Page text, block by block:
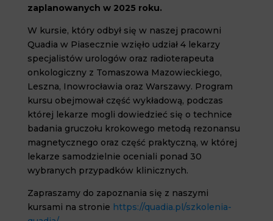
zaplanowanych w 2025 roku.
W kursie, który odbył się w naszej pracowni
Quadia w Piasecznie wzięło udział 4 lekarzy
specjalistów urologów oraz radioterapeuta
onkologiczny z Tomaszowa Mazowieckiego,
Leszna, Inowrocławia oraz Warszawy. Program
kursu obejmował część wykładową, podczas
której lekarze mogli dowiedzieć się o technice
badania gruczołu krokowego metodą rezonansu
magnetycznego oraz część praktyczną, w której
lekarze samodzielnie oceniali ponad 30
wybranych przypadków klinicznych.
Zapraszamy do zapoznania się z naszymi
kursami na stronie https://quadia.pl/szkolenia-